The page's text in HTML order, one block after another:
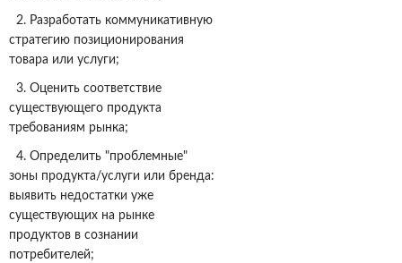
2. Разработать коммуникативную
стратегию позиционирования
товара или услуги;
3. Оценить соответствие
существующего продукта
требованиям рынка;
4. Определить "проблемные"
зоны продукта/услуги или бренда:
выявить недостатки уже
существующих на рынке
продуктов в сознании
потребителей;